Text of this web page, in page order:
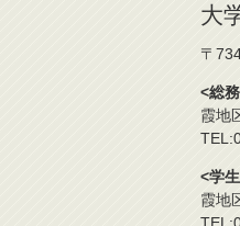
大
〒
<総
霞地
<学
霞地